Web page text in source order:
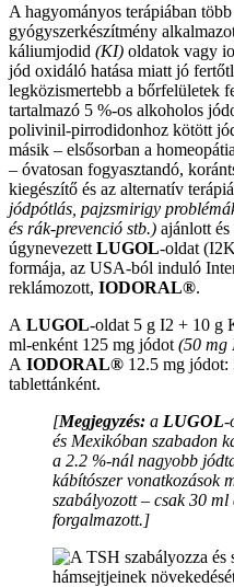
A hagyományos terápiában
gyógyszerkészítmény
káliumjodid (KI) oldatok vagy
jód oxidáló hatása miatt jó
legközismertebb a bőrfelületek
tartalmazó 5 %-os alkoholos
polivinil-pirrodidonhoz kötött
másik – elsősorban a
– óvatosan fogyasztandó,
kiegészítő és az alternatív
jódpótlás, pajzsmirigy
és rák-prevenció stb.) ajánlott
úgynevezett LUGOL-oldat
formája, az USA-ból induló
reklámozott, IODORAL®.
A LUGOL-oldat 5 g I2 + 10 g
ml-enként 125 mg jódot (50 mg
A IODORAL® 12.5 mg
tablettánként.
[Megjegyzés: a LUGOL-
és Mexikóban szabadon
a 2.2 %-nál nagyobb
kábítószer vonatkozások
szabályozott – csak 30
forgalmazott.]